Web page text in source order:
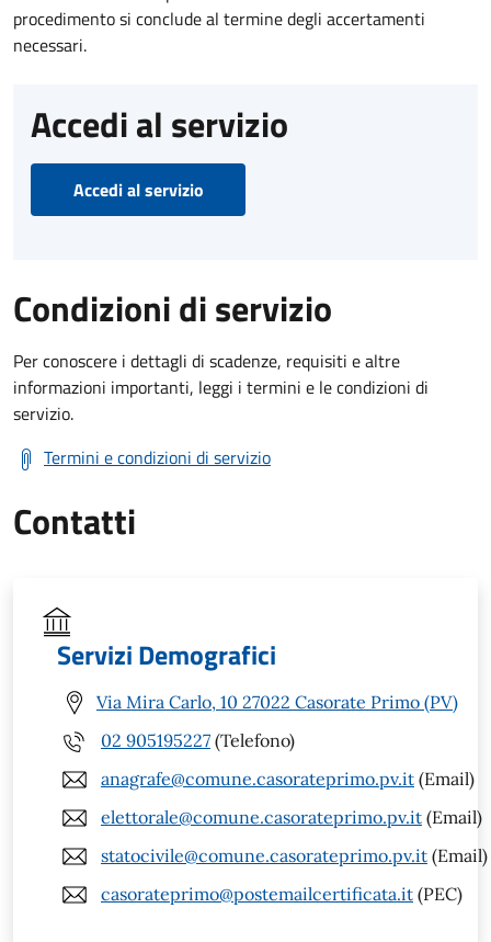
procedimento si conclude al termine degli accertamenti
necessari.
Accedi al servizio
Accedi al servizio
Condizioni di servizio
Per conoscere i dettagli di scadenze, requisiti e altre
informazioni importanti, leggi i termini e le condizioni di
servizio.
Termini e condizioni di servizio
Contatti
Servizi Demografici
Via Mira Carlo, 10 27022 Casorate Primo (PV)
02 905195227 (Telefono)
anagrafe@comune.casorateprimo.pv.it (Email)
elettorale@comune.casorateprimo.pv.it (Email)
statocivile@comune.casorateprimo.pv.it (Email)
casorateprimo@postemailcertificata.it (PEC)